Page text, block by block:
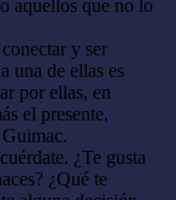
aquellos que no lo
y ser
una de ellas es
por ellas, en
el presente,
¿Te gusta
¿Qué te